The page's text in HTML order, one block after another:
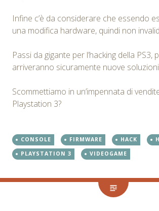
Infine c’è da considerare che essendo
una modifica hardware, quindi non
Passi da gigante per l’hacking della PS3,
arriveranno sicuramente nuove
Scommettiamo in un’impennata di
Playstation 3?
CONSOLE FIRMWARE HACK
PLAYSTATION 3
VIDEOGAME